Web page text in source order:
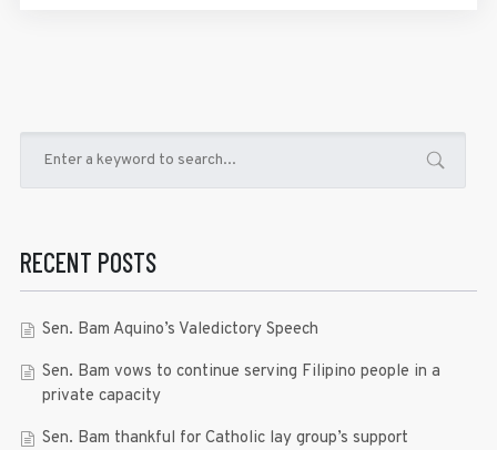
RECENT POSTS
Sen. Bam Aquino’s Valedictory Speech
Sen. Bam vows to continue serving Filipino people in a
private capacity
Sen. Bam thankful for Catholic lay group’s support